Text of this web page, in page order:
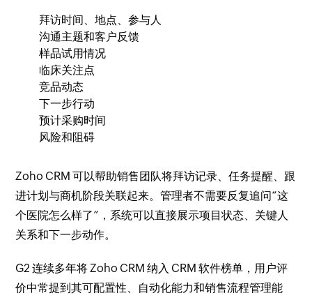
拜访时间、地点、参与人
沟通主题和客户反馈
样品试用情况
临床关注点
竞品动态
下一步行动
预计采购时间
风险和阻碍
Zoho CRM 可以帮助销售团队将拜访记录、任务提醒、跟
进计划与商机阶段关联起来。管理者不需要反复追问“这
个医院怎么样了”，系统可以直接展示项目状态、关键人
关系和下一步动作。
G2 连续多年将 Zoho CRM 纳入 CRM 软件榜单，用户评
价中常提到其可配置性、自动化能力和销售流程管理能